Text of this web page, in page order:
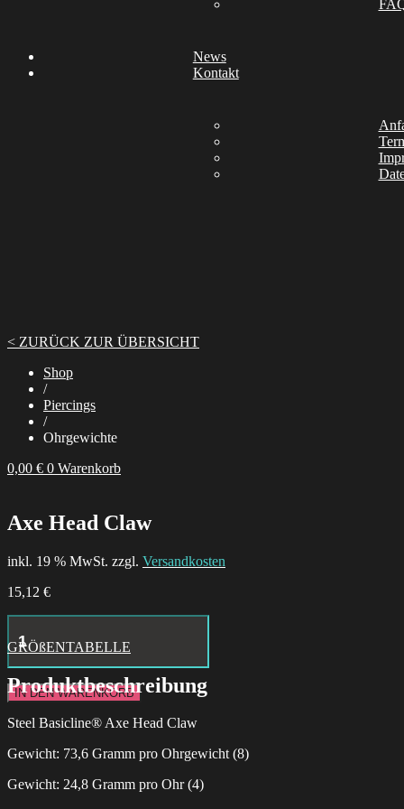
News
Kontakt
< ZURÜCK ZUR ÜBERSICHT
Shop
/
Piercings
/
Ohrgewichte
0,00 € 0 Warenkorb
Axe Head Claw
inkl. 19 % MwSt. zzgl. Versandkosten
15,12 €
Aries
Necklace
Menge
IN DEN WARENKORB
GRÖßENTABELLE
Produktbeschreibung
Steel Basicline® Axe Head Claw
Gewicht: 73,6 Gramm pro Ohrgewicht (8)
Gewicht: 24,8 Gramm pro Ohr (4)